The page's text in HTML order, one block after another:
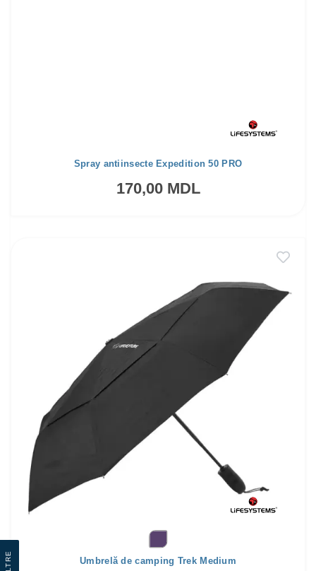
Spray antiinsecte Expedition 50 PRO
170,00 MDL
Umbrelă de camping Trek Medium